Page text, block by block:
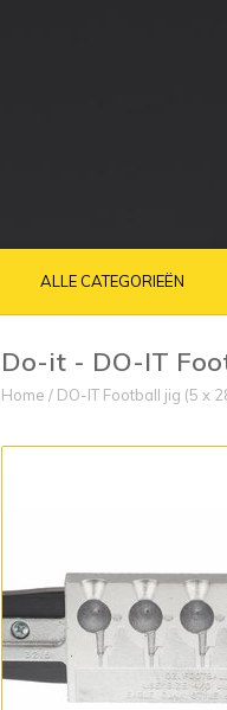
ALLE CATEGORIEËN
Do-it - DO-IT
Home / DO-IT Football jig (5 x